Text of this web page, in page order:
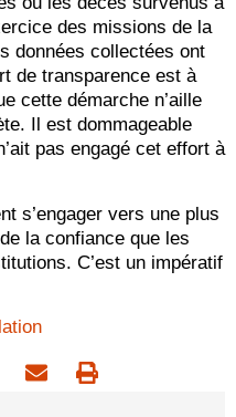
des missions de la
données collectées ont
de transparence est à
cette démarche n’aille
Il est dommageable
pas engagé cet effort à
s’engager vers une plus
la confiance que les
C’est un impératif